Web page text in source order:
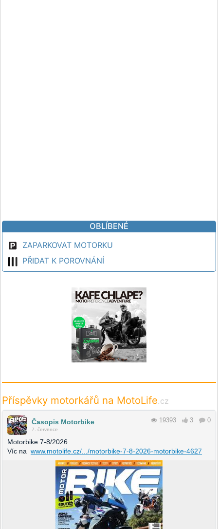
OBLÍBENÉ
ZAPARKOVAT MOTORKU
PŘIDAT K POROVNÁNÍ
Příspěvky motorkářů na MotoLife.cz
Časopis Motorbike
7. července
19393 3 0
Motorbike 7-8/2026
Víc na www.motolife.cz/.../motorbike-7-8-2026-motorbike-4627